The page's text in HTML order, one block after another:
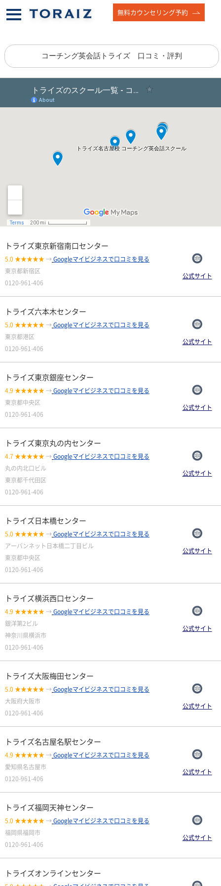
無料カウンセリング予約
コーチング英会話トライズ 口コミ・評判
トライズ東京新宿南口センター
5.0 ★★★★★ → Googleマイビジネスで口コミを見る
東京都新宿区
0120-961-406
公式サイト
トライズ六本木センター
5.0 ★★★★★ → Googleマイビジネスで口コミを見る
東京都港区
0120-961-406
公式サイト
トライズ東京銀座センター
4.9 ★★★★★ → Googleマイビジネスで口コミを見る
東京都中央区
0120-961-406
公式サイト
トライズ東京丸の内センター
4.7 ★★★★★ → Googleマイビジネスで口コミを見る
丸の内北口ビル
東京都千代田区
0120-961-406
公式サイト
トライズ日本橋センター
5.0 ★★★★★ → Googleマイビジネスで口コミを見る
アーバンネット日本橋二丁目ビル
東京都中央区
0120-961-406
公式サイト
トライズ横浜西口センター
4.9 ★★★★★ → Googleマイビジネスで口コミを見る
銀洋第2ビル
神奈川県横浜市
0120-961-406
公式サイト
トライズ大阪梅田センター
5.0 ★★★★★ → Googleマイビジネスで口コミを見る
大阪府大阪市
0120-961-406
公式サイト
トライズ名古屋名駅センター
4.9 ★★★★★ → Googleマイビジネスで口コミを見る
愛知県名古屋市
0120-961-406
公式サイト
トライズ福岡天神センター
5.0 ★★★★★ → Googleマイビジネスで口コミを見る
福岡県福岡市
0120-961-406
公式サイト
トライズオンラインセンター